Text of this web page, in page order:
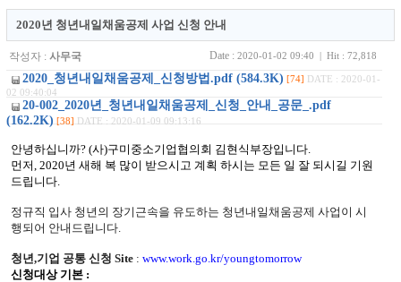
2020년 청년내일채움공제 사업 신청 안내
작성자 : 사무국 Date : 2020-01-02 09:40 | Hit : 72,818
2020_청년내일채움공제_신청방법.pdf (584.3K) [74] DATE : 2020-01-
02 09:40:04
20-002_2020년_청년내일채움공제_신청_안내_공문_.pdf
(162.2K) [38] DATE : 2020-01-09 09:13:16
안녕하십니까? (사)구미중소기업협의회 김현식부장입니다.
먼저, 2020년 새해 복 많이 받으시고 계획 하시는 모든 일 잘 되시길 기원
드립니다.
정규직 입사 청년의 장기근속을 유도하는 청년내일채움공제 사업이 시
행되어 안내드립니다.
청년,기업 공통 신청 Site : www.work.go.kr/youngtomorrow
신청대상 기본 :